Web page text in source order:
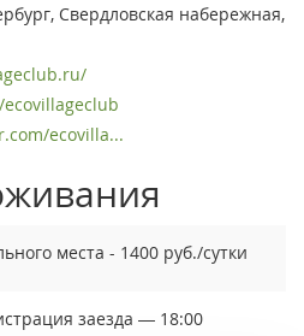
Свердловская набережная,
ecovilla...
места - 1400 руб./сутки
заезда — 18:00